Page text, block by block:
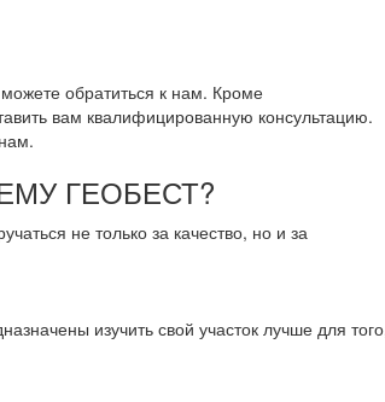
обратиться к нам. Кроме
вам квалифицированную консультацию.
ГЕОБЕСТ?
не только за качество, но и за
изучить свой участок лучше для